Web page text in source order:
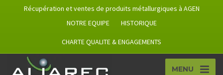
Récupération et ventes de produits métallurgiques à AGEN
NOTRE EQUIPE
HISTORIQUE
CHARTE QUALITE & ENGAGEMENTS
MENU